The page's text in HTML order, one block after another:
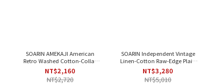
SOARIN AMEKAJI American
Retro Washed Cotton-Collar
Quilted Jacket - Washed
Blue[253TJ106]
NT$2,160
NT$2,720
SOARIN Independent Vintage
Linen-Cotton Raw-Edge Plain
Overcoat - Off-White
[203DY310]
NT$3,280
NT$5,010